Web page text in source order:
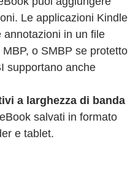
Le applicazioni Kindle
in un file
o SMBP se protetto
supportano anche
a larghezza di banda
salvati in formato
e tablet.